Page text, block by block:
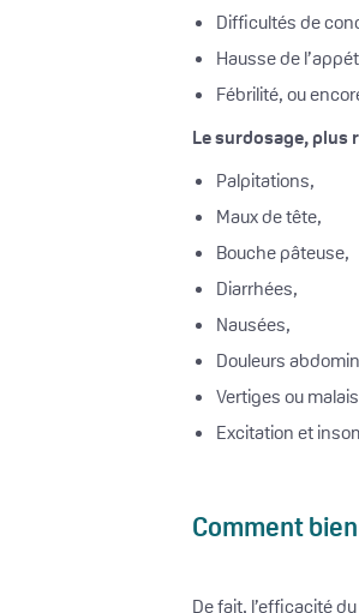
Difficultés de
Hausse de
Fébrilité, ou
Le surdosage, plus
Palpitations,
Maux de tête,
Bouche pâteuse,
Diarrhées,
Nausées,
Douleurs
Vertiges ou
Excitation et
Comment
De fait, l’efficacité